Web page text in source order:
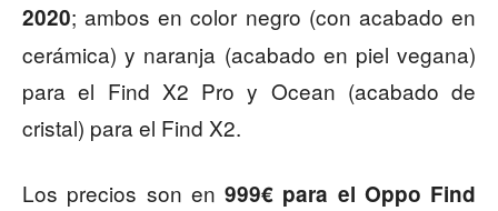
2020; ambos en color negro (con acabado en
cerámica) y naranja (acabado en piel vegana)
para el Find X2 Pro y Ocean (acabado de
cristal) para el Find X2.
Los precios son en 999€ para el Oppo Find